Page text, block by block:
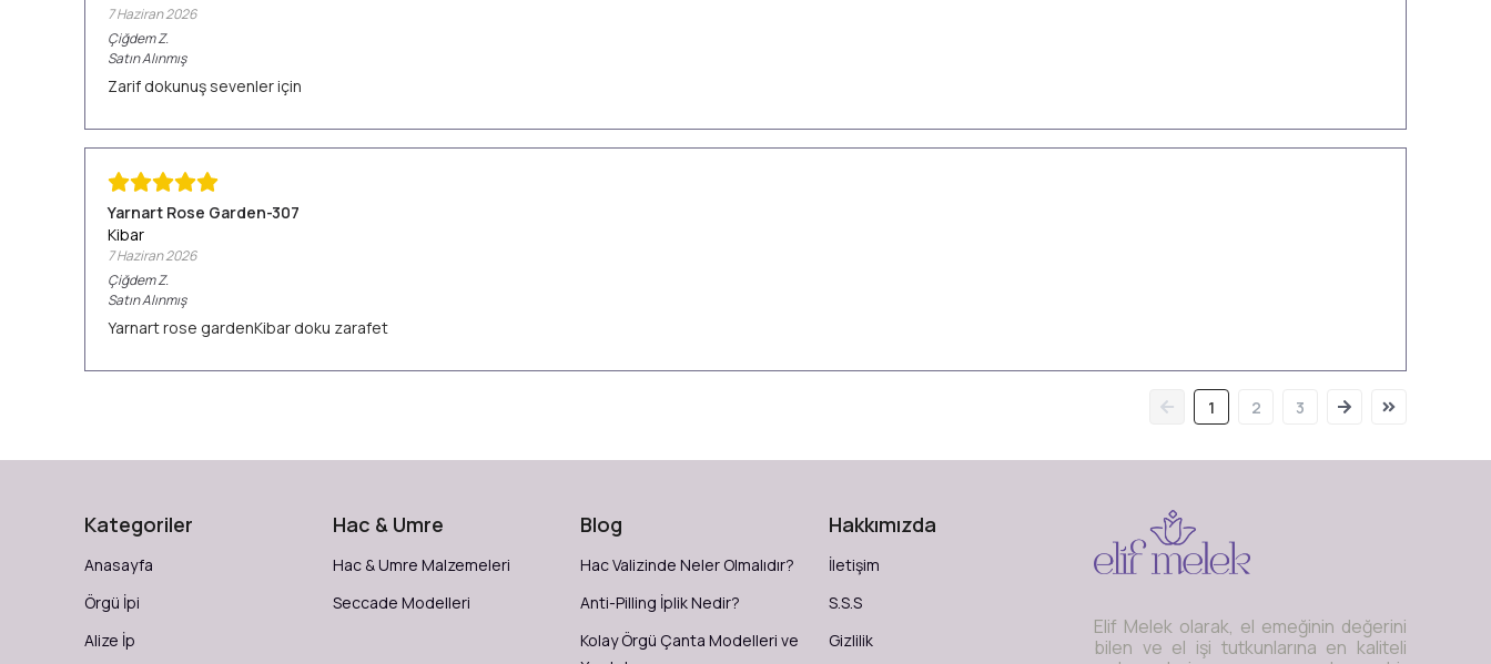
7 Haziran 2026
ÇiğdemZ.
Satın Alınmış
Zarif dokunuş sevenler için
Yarnart Rose Garden-307
Kibar
7 Haziran 2026
ÇiğdemZ.
Satın Alınmış
Yarnart rose gardenKibar doku zarafet
1 2 3
Kategoriler
Anasayfa
Örgü İpi
Alize İp
Hac & Umre
Hac & Umre Malzemeleri
Seccade Modelleri
Blog
Hac Valizinde Neler Olmalıdır?
Anti-Pilling İplik Nedir?
Kolay Örgü Çanta Modelleri ve
Hakkımızda
İletişim
S.S.S
Gizlilik
Elif Melek olarak, el emeğinin değerini
bilen ve el işi tutkunlarına en kaliteli